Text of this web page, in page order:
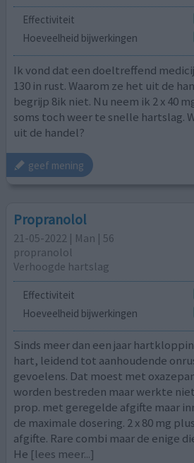
Effectiviteit
Hoeveelheid bijwerkingen
Ik vond dat een doeltreffend
130 in rust. Waarom ze het uit de
begrijp 8ik niet. Nu neem ik 2 x 40
soms toch weer te snelle hartslag.
uit de handel?
geef mening
Propranolol
21-05-2022 | Man | 56
propranolol
Verhoogde hartslag
Effectiviteit
Hoeveelheid bijwerkingen
Sinds meer dan een jaar
hart, leidend tot aanhoudende
gevoelens. Dat moest met
worden bestreden maar werkte
prop. met geregelde afgifte maar
de maximale dosering. 2 x 80 mg
afgifte. Rare combi maar de enige
He [lees meer...]